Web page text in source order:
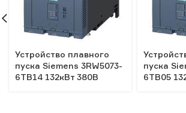
Устройство плавного
пуска Siemens 3RW5073-
6TB14 132кВт 380В
пуска
6TB05